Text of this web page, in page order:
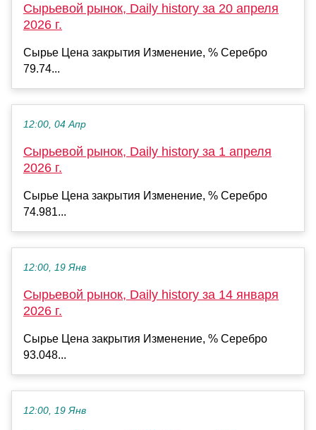
Сырьевой рынок, Daily history за 20 апреля
2026 г.
Сырье Цена закрытия Изменение, % Серебро
79.74...
12:00, 04 Апр
Сырьевой рынок, Daily history за 1 апреля
2026 г.
Сырье Цена закрытия Изменение, % Серебро
74.981...
12:00, 19 Янв
Сырьевой рынок, Daily history за 14 января
2026 г.
Сырье Цена закрытия Изменение, % Серебро
93.048...
12:00, 19 Янв